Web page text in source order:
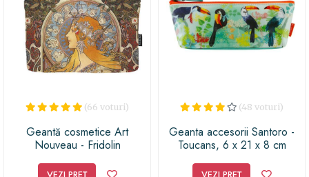
(66 voturi)
Geantă cosmetice Art
Nouveau - Fridolin
VEZI PREȚ
(48 voturi)
Geanta accesorii Santoro -
Toucans, 6 x 21 x 8 cm
VEZI PREȚ